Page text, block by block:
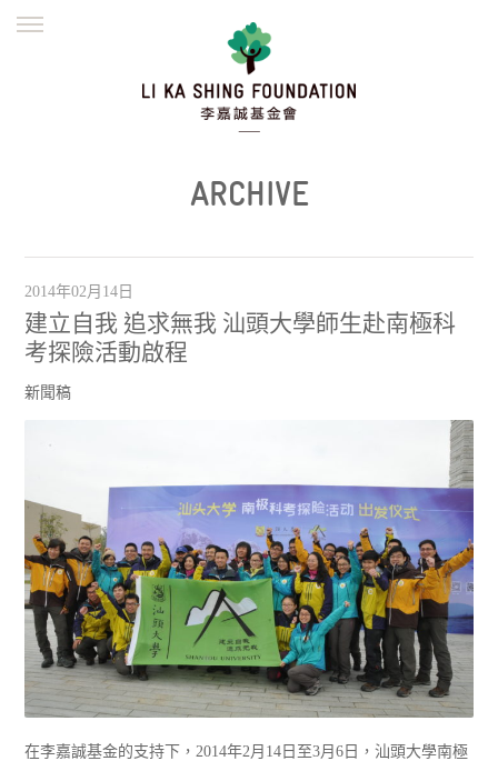
繁體
ARCHIVE
2014年02月14日
建立自我 追求無我 汕頭大學師生赴南極科
考探險活動啟程
新聞稿
在李嘉誠基金的支持下，2014年2月14日至3月6日，汕頭大學南極